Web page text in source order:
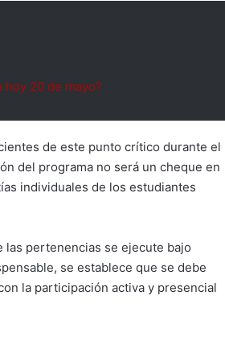
20 de mayo?
de este punto crítico durante el
del programa no será un cheque en
individuales de los estudiantes
las pertenencias se ejecute bajo
se establece que se debe
la participación activa y presencial